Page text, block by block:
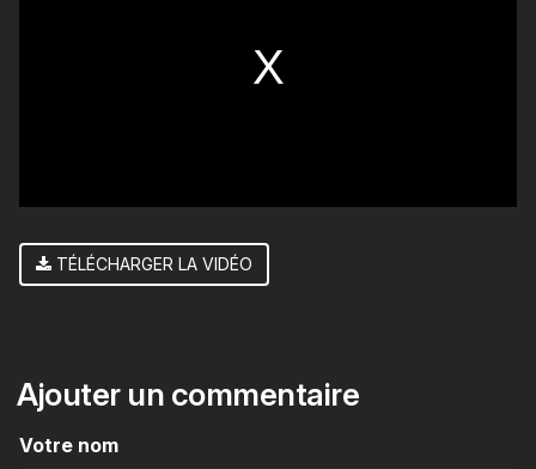
TÉLÉCHARGER LA VIDÉO
Ajouter un commentaire
Votre nom